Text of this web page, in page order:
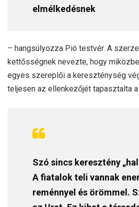
elmélkedésnek
– hangsúlyozza Pió testvér. A
kettősségnek nevezte, hogy
egyes szereplői a kereszténység
teljesen az ellenkezőjét tapasztalta
Szó sincs keresztény
A fiatalok teli vannak
reménnyel és örömmel.